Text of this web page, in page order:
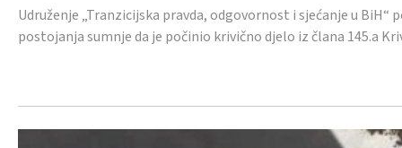
Udruženje „Tranzicijska pravda, odgovornost i sjećanje u
postojanja sumnje da je počinio krivično djelo iz člana 145.a